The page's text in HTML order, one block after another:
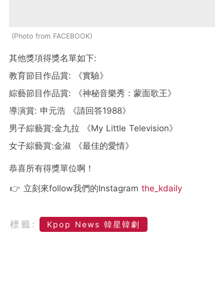
Photo from FACEBOOK
其他獎項得獎名單如下:
教育節目作品賞: 《實驗》
綜藝節目作品賞: 《神秘音樂秀：蒙面歌王》
導演賞: 申元浩 《請回答1988》
男子綜藝賞:金九拉 《My Little Television》
女子綜藝賞:金淑 《最佳的愛情》
恭喜所有得獎單位啊！
👉 立刻來follow我們的Instagram the_kdaily
標籤: Kpop News 韓星韓劇